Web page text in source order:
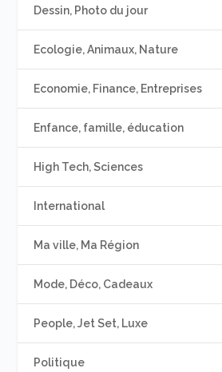
Dessin, Photo du jour
Ecologie, Animaux, Nature
Economie, Finance, Entreprises
Enfance, famille, éducation
High Tech, Sciences
International
Ma ville, Ma Région
Mode, Déco, Cadeaux
People, Jet Set, Luxe
Politique